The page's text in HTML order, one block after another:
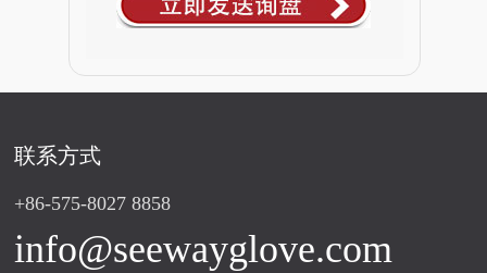
联系方式
+86-575-8027 8858
info@seewayglove.com